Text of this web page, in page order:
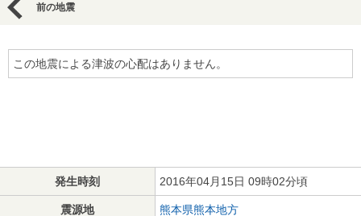
前の地震
この地震による津波の心配はありません。
発生時刻 2016年04月15日 09時02分頃
震源地 熊本県熊本地方